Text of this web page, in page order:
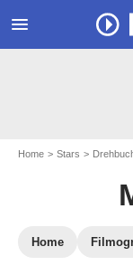
menu
Home Stars
Home